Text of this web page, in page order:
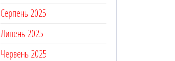
Серпень 2025
Липень 2025
Червень 2025